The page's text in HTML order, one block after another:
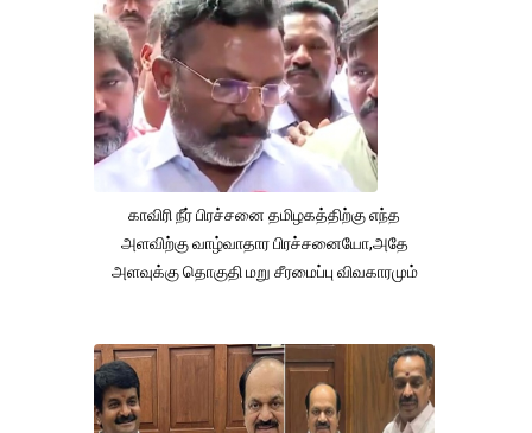
காவிரி நீர் பிரச்சனை தமிழகத்திற்கு எந்த
அளவிற்கு வாழ்வாதார பிரச்சனையோ,அதே
அளவுக்கு தொகுதி மறு சீரமைப்பு விவகாரமும்